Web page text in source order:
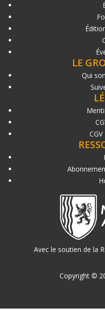
LE
Qui
Avec le soutien de la
Copyright ©